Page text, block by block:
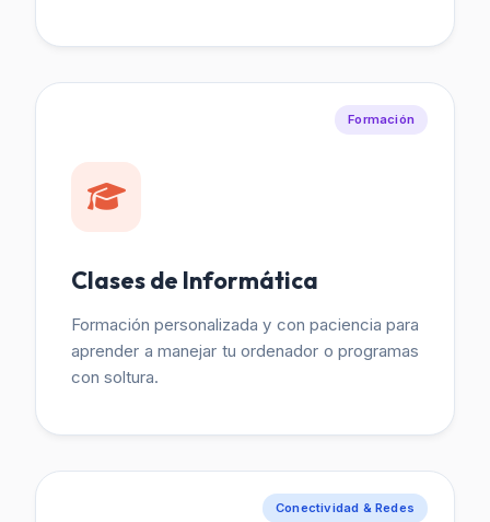
Formación
Clases de Informática
Formación personalizada y con paciencia para
aprender a manejar tu ordenador o programas
con soltura.
Conectividad & Redes